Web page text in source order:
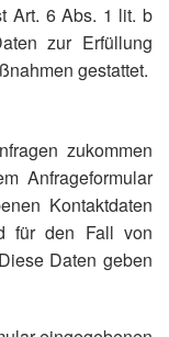
Art. 6 Abs. 1 lit. b
zur Erfüllung
gestattet.
zukommen
Anfrageformular
Kontaktdaten
für den Fall von
Daten geben